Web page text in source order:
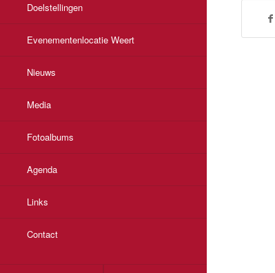
Doelstellingen
Evenementenlocatie Weert
Nieuws
Media
Fotoalbums
Agenda
Links
Contact